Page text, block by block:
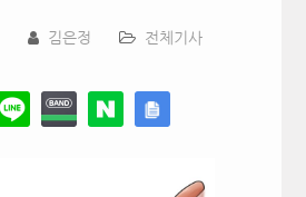
김은정 전체기사